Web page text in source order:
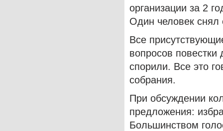
организации за 2
Один человек снял
Все
вопросов
спорили. Все это
собрания.
При обсуждении
предложения:
Большинством